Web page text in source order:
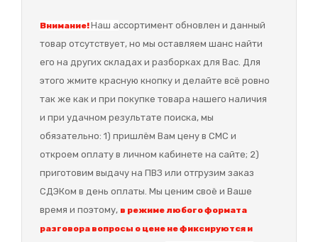
Внимание!Наш ассортимент обновлен и данный
товар отсутствует, но мы оставляем шанс найти
его на других складах и разборках для Вас. Для
этого жмите красную кнопку и делайте всё ровно
так же как и при покупке товара нашего наличия
и при удачном результате поиска, мы
обязательно: 1) пришлём Вам цену в СМС и
откроем оплату в личном кабинете на сайте; 2)
приготовим выдачу на ПВЗ или отгрузим заказ
СДЭКом в день оплаты. Мы ценим своё и Ваше
время и поэтому, в режиме любого формата
разговора вопросы о цене не фиксируются и